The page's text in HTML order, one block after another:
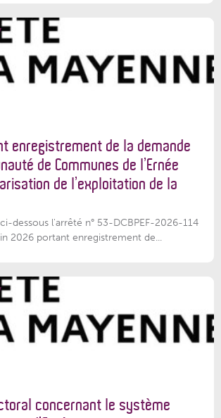
enregistrement de la demande
de Communes de l’Ernée
de l’exploitation de la
dessous l'arrêté n° 53-DCBPEF-2026-114
2026 portant enregistrement de...
concernant le système